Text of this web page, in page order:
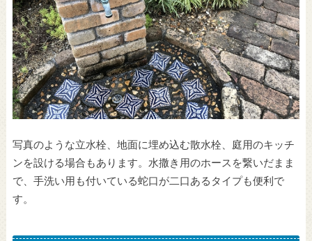
写真のような立水栓、地面に埋め込む散水栓、庭用のキッチ
ンを設ける場合もあります。水撒き用のホースを繋いだまま
で、手洗い用も付いている蛇口が二口あるタイプも便利で
す。